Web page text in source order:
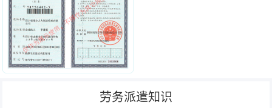
劳务派遣知识